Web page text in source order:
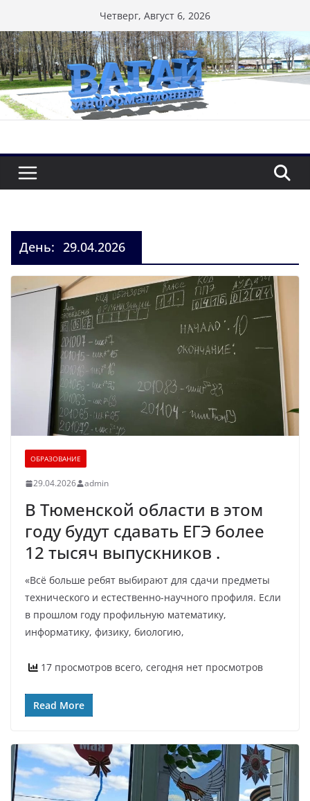
к
содержимому
Четверг, Август 6, 2026
День: 29.04.2026
ОБРАЗОВАНИЕ
29.04.2026 admin
В Тюменской области в этом
году будут сдавать ЕГЭ более
12 тысяч выпускников .
«Всё больше ребят выбирают для сдачи предметы
технического и естественно-научного профиля. Если
в прошлом году профильную математику,
информатику, физику, биологию,
17 просмотров всего, сегодня нет просмотров
Read More